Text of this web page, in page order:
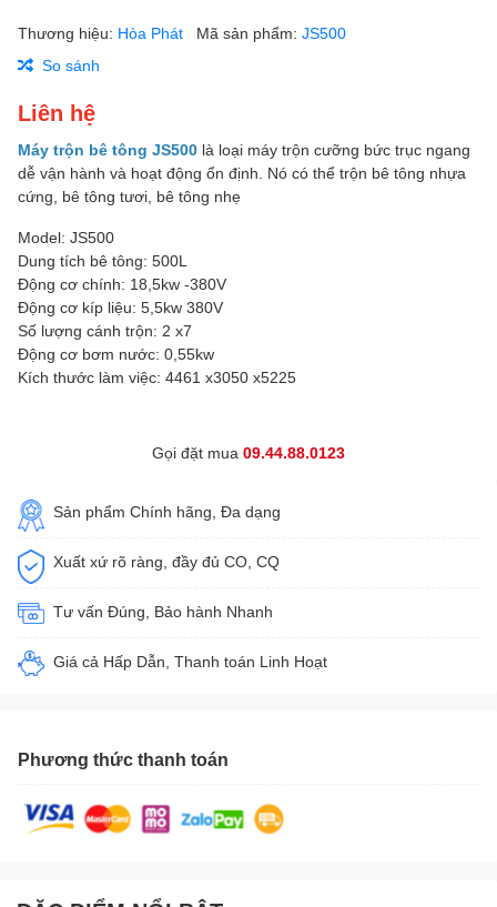
Thương hiệu: Hòa Phát Mã sản phẩm: JS500
So sánh
Liên hệ
Máy trộn bê tông JS500 là loại máy trộn cưỡng bức trục ngang
dễ vận hành và hoạt động ổn định. Nó có thể trộn bê tông nhựa
cứng, bê tông tươi, bê tông nhẹ
Model: JS500
Dung tích bê tông: 500L
Động cơ chính: 18,5kw -380V
Động cơ kíp liệu: 5,5kw 380V
Số lượng cánh trộn: 2 x7
Động cơ bơm nước: 0,55kw
Kích thước làm việc: 4461 x3050 x5225
Gọi đặt mua 09.44.88.0123
Sản phẩm Chính hãng, Đa dạng
Xuất xứ rõ ràng, đầy đủ CO, CQ
Tư vấn Đúng, Bảo hành Nhanh
Giá cả Hấp Dẫn, Thanh toán Linh Hoạt
Phương thức thanh toán